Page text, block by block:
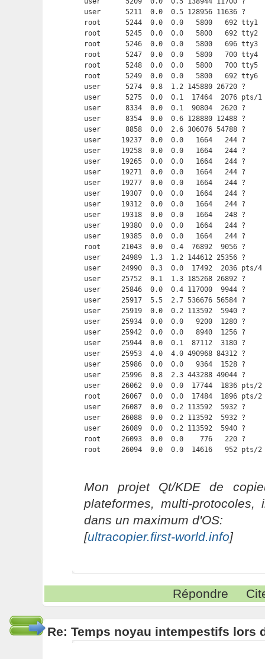
user      5211  0.0  0.5 128956 11636 ?
root      5244  0.0  0.0   5800   692 tty1
root      5245  0.0  0.0   5800   692 tty2
root      5246  0.0  0.0   5800   696 tty3
root      5247  0.0  0.0   5800   700 tty4
root      5248  0.0  0.0   5800   700 tty5
root      5249  0.0  0.0   5800   692 tty6
user      5274  0.8  1.2 145880 26720 ?
user      5275  0.0  0.1  17464  2076 pts/
user      8334  0.0  0.1  90804  2620 ?
user      8354  0.0  0.6 128880 12488 ?
user      8858  0.0  2.6 306076 54788 ?
user     19237  0.0  0.0   1664   244 ?
user     19258  0.0  0.0   1664   244 ?
user     19265  0.0  0.0   1664   244 ?
user     19271  0.0  0.0   1664   244 ?
user     19277  0.0  0.0   1664   244 ?
user     19307  0.0  0.0   1664   244 ?
user     19312  0.0  0.0   1664   244 ?
user     19318  0.0  0.0   1664   248 ?
user     19380  0.0  0.0   1664   244 ?
user     19385  0.0  0.0   1664   244 ?
root     21043  0.0  0.4  76892  9056 ?
user     24989  1.3  1.2 144612 25356 ?
user     24990  0.3  0.0  17492  2036 pts/
user     25752  0.1  1.3 185268 26892 ?
user     25846  0.0  0.4 117000  9944 ?
user     25917  5.5  2.7 536676 56584 ?
user     25919  0.0  0.2 113592  5940 ?
user     25934  0.0  0.0   9200  1280 ?
user     25942  0.0  0.0   8940  1256 ?
user     25944  0.0  0.1  87112  3180 ?
user     25953  4.0  4.0 490968 84312
user     25986  0.0  0.0   9364  1528 ?
user     25996  0.8  2.3 443288 49044 ?
user     26062  0.0  0.0  17744  1836 pts/
root     26067  0.0  0.0  17484  1896 pts/
user     26087  0.0  0.2 113592  5932 ?
user     26088  0.0  0.2 113592  5932 ?
user     26089  0.0  0.2 113592  5940 ?
root     26093  0.0  0.0    776   220 ?
root     26094  0.0  0.0  14616   952 pts/
Mon projet Qt/KDE de
plateformes, multi-protocoles,
dans un maximum d'OS:
[ultracopier.first-world.info]
Répondre
Re: Temps noyau intempestifs lors